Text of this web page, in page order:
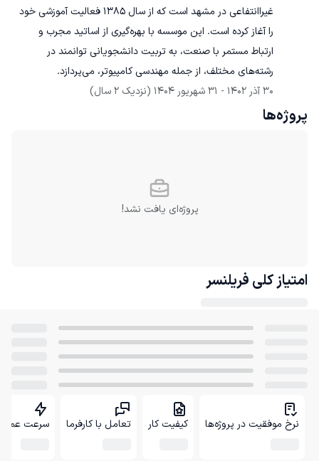
غیراانتفاعی در مشهد است که از سال ۱۳۸۵ فعالیت آموزشی خود
را آغاز کرده است. این موسسه با بهره‌گیری از اساتید مجرب و
ارتباط مستمر با صنعت، به تربیت دانشجویانی توانمند در
رشته‌های مختلف، از جمله مهندسی کامپیوتر، می‌پردازد.
30 آذر 1402
- 31 شهریور 1404 (نزدیک 2 سال)
پروژه‌ها
پروژه‌ای یافت نشد!
امتیاز کلی فریلنسر
نرخ موفقیت در پروژه‌ها کیفیت کار تعامل با کارفرما سرعت عمل